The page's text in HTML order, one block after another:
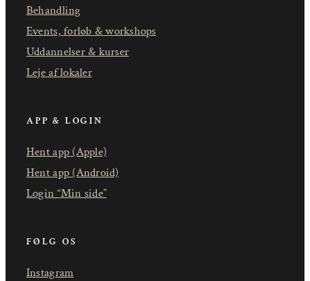
Behandling
Events, forløb & workshops
Uddannelser & kurser
Leje af lokaler
APP & LOGIN
Hent app (Apple)
Hent app (Android)
Login “Min side”
FØLG OS
Instagram